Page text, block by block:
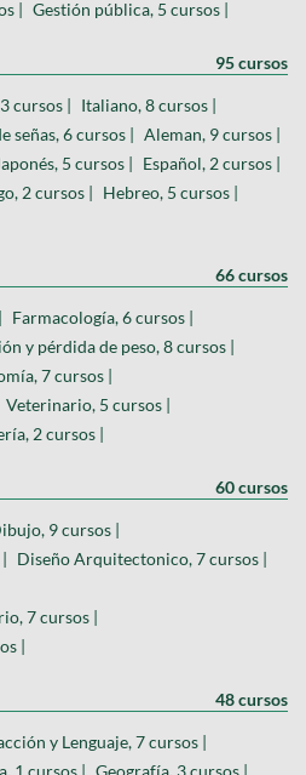
| Gestión pública, 5 cursos |
95 cursos
cursos | Italiano, 8 cursos |
señas, 6 cursos | Aleman, 9 cursos |
5 cursos | Español, 2 cursos |
2 cursos | Hebreo, 5 cursos |
66 cursos
Farmacología, 6 cursos |
y pérdida de peso, 8 cursos |
7 cursos |
Veterinario, 5 cursos |
2 cursos |
60 cursos
9 cursos |
Diseño Arquitectonico, 7 cursos |
7 cursos |
|
48 cursos
y Lenguaje, 7 cursos |
1 cursos | Geografía, 3 cursos |